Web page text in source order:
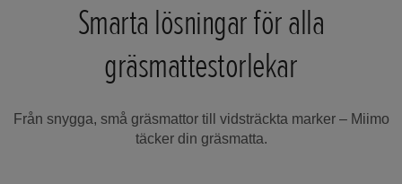
Smarta lösningar för alla
gräsmattestorlekar
Från snygga, små gräsmattor till vidsträckta marker – Miimo
täcker din gräsmatta.